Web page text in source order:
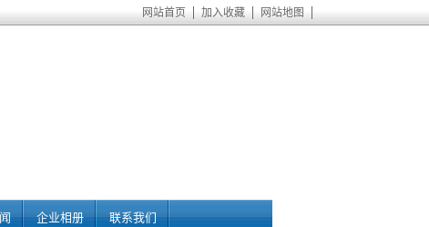
网站首页 加入收藏 网站地图
企业相册 联系我们